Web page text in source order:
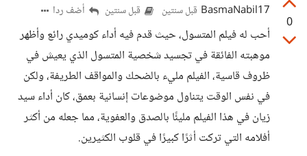
0
BasmaNabil17 قبل سنتين قبل سنتين أضف ردا
أحب له فيلم المتسول، حيث قدم فيه أداء كوميدي رائع وأظهر
موهبته الفائقة في تجسيد شخصية المتسول الذي يعيش في
ظروف قاسية، الفيلم مليء بالضحك والمواقف الطريفة، ولكن
في نفس الوقت يتناول موضوعات إنسانية بعمق، كان أداء سيد
زيان في هذا الفيلم مليئًا بالصدق والعفوية، مما جعله من أكثر
أفلامه التي تركت أثرًا كبيرًا في قلوب الكثيرين.